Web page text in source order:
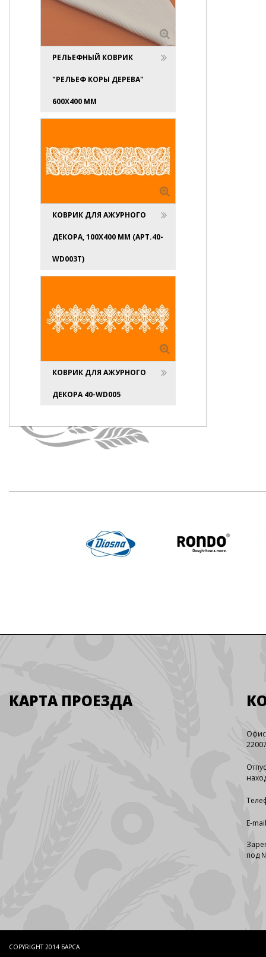
РЕЛЬЕФНЫЙ КОВРИК
"РЕЛЬЕФ КОРЫ ДЕРЕВА"
600X400 ММ
КОВРИК ДЛЯ АЖУРНОГО
ДЕКОРА, 100X400 ММ (АРТ.40-
WD003T)
КОВРИК ДЛЯ АЖУРНОГО
ДЕКОРА 40-WD005
КАРТА ПРОЕЗДА
E-
под
COPYRIGHT 2014 БАРСА